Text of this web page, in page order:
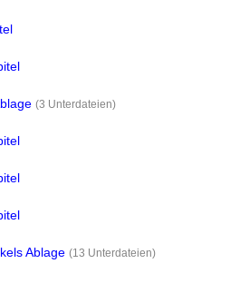
(3 Unterdateien)
Ablage (13 Unterdateien)